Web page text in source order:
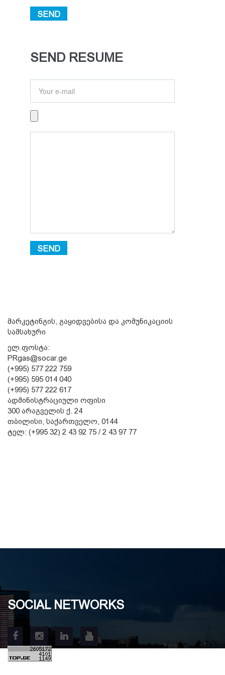
SEND
SEND RESUME
SEND
მარკეტინგის, გაყიდვებისა და კომუნიკაციის
სამსახური
ელ.ფოსტა:
PRgas@socar.ge
(+995) 577 222 759
(+995) 595 014 040
(+995) 577 222 617
ადმინისტრაციული ოფისი
300 არაგველის ქ. 24
თბილისი, საქართველო, 0144
ტელ: (+995 32) 2 43 92 75 / 2 43 97 77
SOCIAL NETWORKS